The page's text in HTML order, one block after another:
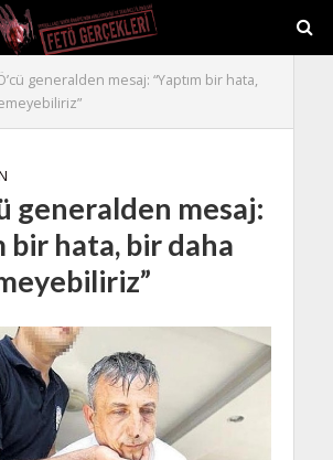
generalden mesaj: “Yaptım bir hata,
generalden mesaj:
bir hata, bir daha